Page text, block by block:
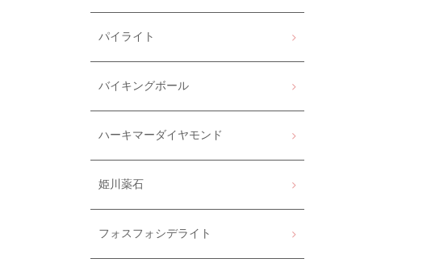
パイライト
バイキングボール
ハーキマーダイヤモンド
姫川薬石
フォスフォシデライト